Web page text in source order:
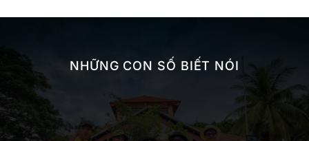
NHỮNG CON SỐ BIẾT NÓI